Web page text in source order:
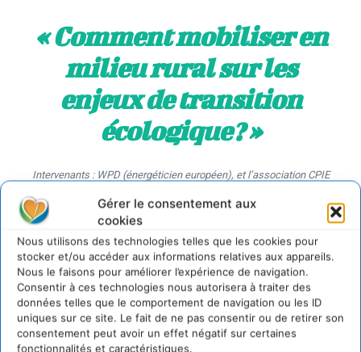
Gérer le consentement aux
cookies
Nous utilisons des technologies telles que les cookies pour
stocker et/ou accéder aux informations relatives aux appareils.
Nous le faisons pour améliorer l’expérience de navigation.
Consentir à ces technologies nous autorisera à traiter des
données telles que le comportement de navigation ou les ID
uniques sur ce site. Le fait de ne pas consentir ou de retirer son
consentement peut avoir un effet négatif sur certaines
fonctionnalités et caractéristiques.
« Comment mobiliser en
milieu rural sur les
enjeux de transition
écologique ? »
Intervenants : WPD (énergéticien européen), et l’association CPIE
Wpd onshore France a présenté un projet éolien dans la
Meuse. Ce projet a été réalisé avec une Assemblée
Citoyenne d’une cinquantaine de participants. Ce sont
eux, accompagnés par les intervenants de wpd, qui ont
proposé un dimensionnement, une implantation et in fine
l’ensemble du projet de territoire. Un projet éolien dans un
village près de Nancy (180 habitants) a été co-décidé